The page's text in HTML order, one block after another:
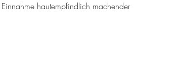
hautempfindlich machender